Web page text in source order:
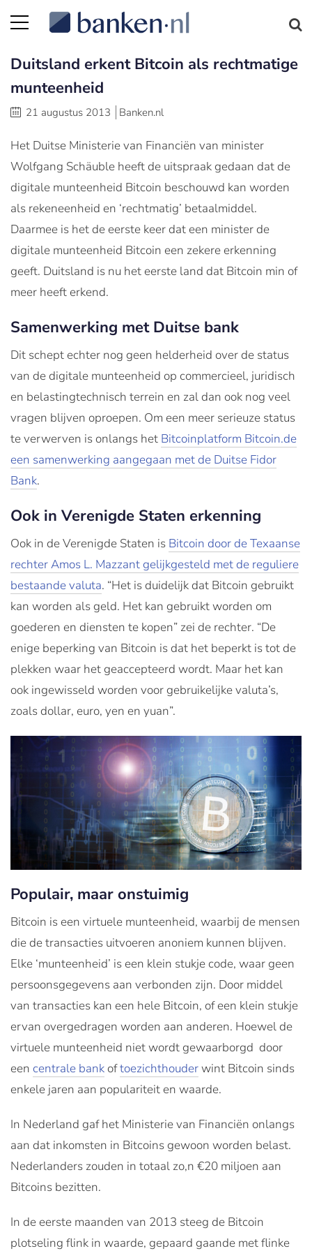
Duitsland erkent Bitcoin als rechtmatige
munteenheid
21 augustus 2013 Banken.nl
Het Duitse Ministerie van Financiën van minister
Wolfgang Schäuble heeft de uitspraak gedaan dat de
digitale munteenheid Bitcoin beschouwd kan worden
als rekeneenheid en ‘rechtmatig’ betaalmiddel.
Daarmee is het de eerste keer dat een minister de
digitale munteenheid Bitcoin een zekere erkenning
geeft. Duitsland is nu het eerste land dat Bitcoin min of
meer heeft erkend.
Samenwerking met Duitse bank
Dit schept echter nog geen helderheid over de status
van de digitale munteenheid op commercieel, juridisch
en belastingtechnisch terrein en zal dan ook nog veel
vragen blijven oproepen. Om een meer serieuze status
te verwerven is onlangs het Bitcoinplatform Bitcoin.de
een samenwerking aangegaan met de Duitse Fidor
Bank.
Ook in Verenigde Staten erkenning
Ook in de Verenigde Staten is Bitcoin door de Texaanse
rechter Amos L. Mazzant gelijkgesteld met de reguliere
bestaande valuta. “Het is duidelijk dat Bitcoin gebruikt
kan worden als geld. Het kan gebruikt worden om
goederen en diensten te kopen” zei de rechter. “De
enige beperking van Bitcoin is dat het beperkt is tot de
plekken waar het geaccepteerd wordt. Maar het kan
ook ingewisseld worden voor gebruikelijke valuta’s,
zoals dollar, euro, yen en yuan”.
Populair, maar onstuimig
Bitcoin is een virtuele munteenheid, waarbij de mensen
die de transacties uitvoeren anoniem kunnen blijven.
Elke ‘munteenheid’ is een klein stukje code, waar geen
persoonsgegevens aan verbonden zijn. Door middel
van transacties kan een hele Bitcoin, of een klein stukje
ervan overgedragen worden aan anderen. Hoewel de
virtuele munteenheid niet wordt gewaarborgd door
een centrale bank oftoezichthouderwint Bitcoin sinds
enkele jaren aan populariteit en waarde.
In Nederland gaf het Ministerie van Financiën onlangs
aan dat inkomsten in Bitcoins gewoon worden belast.
Nederlanders zouden in totaal zo,n €20 miljoen aan
Bitcoins bezitten.
In de eerste maanden van 2013 steeg de Bitcoin
plotseling flink in waarde, gepaard gaande met flinke